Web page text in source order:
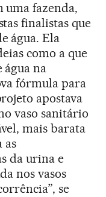
uma fazenda,
finalistas que
água. Ela
como a que
na
fórmula para
apostava
vaso sanitário
mais barata
as
da urina e
nos vasos
se